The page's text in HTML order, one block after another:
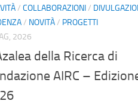
/ COLLABORAZIONI/
/ NOVITÀ/ PROGETTI
2026
della Ricerca di
AIRC –